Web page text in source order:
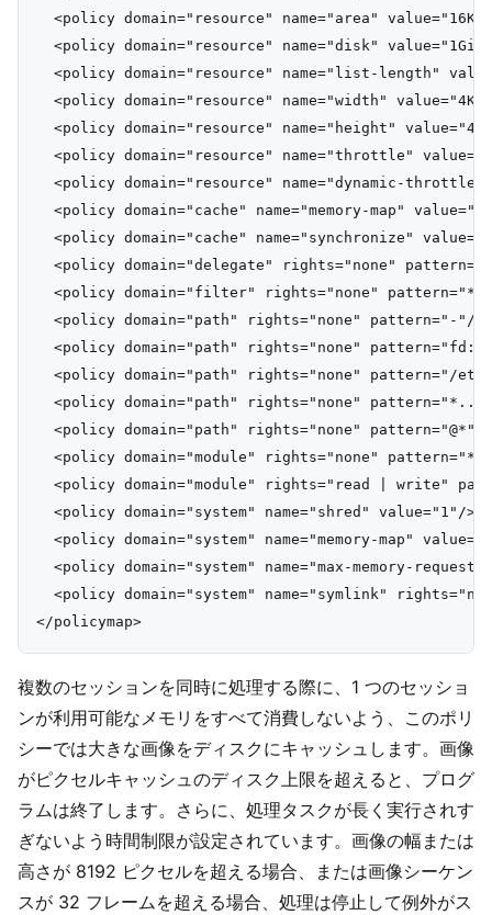
<policy domain="resource" name="area"
<policy domain="resource" name="disk"
<policy domain="resource" name="list-length"
<policy domain="resource" name="width"
<policy domain="resource" name="height"
<policy domain="resource" name="throttle"
<policy domain="resource" name="dynamic-throttle"
<policy domain="cache" name="memory-map"
<policy domain="cache" name="synchronize"
<policy domain="delegate" rights="none"
<policy domain="filter" rights="none"
  <policy domain="path" rights="none" pattern="-"/>
<policy domain="path" rights="none"
<policy domain="path" rights="none" pattern="/
<policy domain="path" rights="none" pattern="*../
  <policy domain="path" rights="none" pattern="@*"/>
<policy domain="module" rights="none" pattern="*"
<policy domain="module" rights="read | write"
  <policy domain="system" name="shred" value="1"/>
<policy domain="system" name="memory-map"
<policy domain="system" name="max-memory-request"
<policy domain="system" name="symlink"
複数のセッションを同時に処理する際に、1 つのセッショ
ンが利用可能なメモリをすべて消費しないよう、このポリ
シーでは大きな画像をディスクにキャッシュします。画像
がピクセルキャッシュのディスク上限を超えると、プログ
ラムは終了します。さらに、処理タスクが長く実行されす
ぎないよう時間制限が設定されています。画像の幅または
高さが 8192 ピクセルを超える場合、または画像シーケン
スが 32 フレームを超える場合、処理は停止して例外がス